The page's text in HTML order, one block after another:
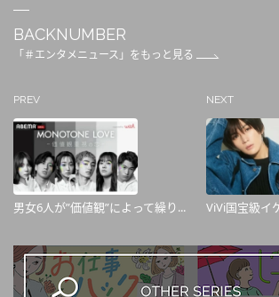
BACKNUMBER
「＃エンタメニュース」をもっと見る
PREV
男女6人が”価値観”によって繰り...
NEXT
ViVi国宝級イ